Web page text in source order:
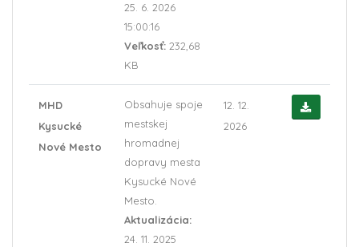
25. 6. 2026
15:00:16
Veľkosť: 232,68
KB
MHD
Kysucké
Nové Mesto
Obsahuje spoje
mestskej
hromadnej
dopravy mesta
Kysucké Nové
Mesto.
Aktualizácia:
24. 11. 2025
12. 12.
2026